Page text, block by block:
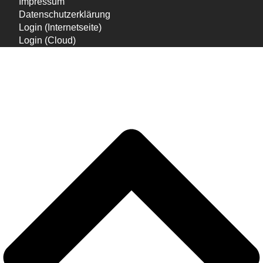
Datenschutzerklärung
Login (Internetseite)
Login (Cloud)